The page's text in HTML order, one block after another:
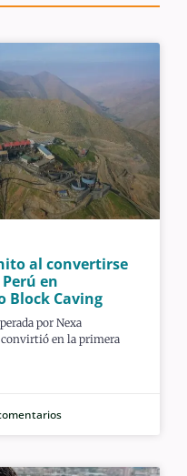
al convertirse
en
Block Caving
por Nexa
convirtió en la primera